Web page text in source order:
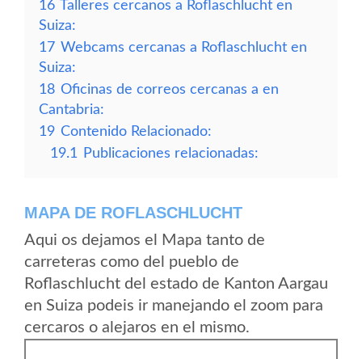
16 Talleres cercanos a Roflaschlucht en
Suiza:
17 Webcams cercanas a Roflaschlucht en
Suiza:
18 Oficinas de correos cercanas a en
Cantabria:
19 Contenido Relacionado:
19.1
Publicaciones relacionadas:
MAPA DE ROFLASCHLUCHT
Aqui os dejamos el Mapa tanto de
carreteras como del pueblo de
Roflaschlucht del estado de Kanton Aargau
en Suiza podeis ir manejando el zoom para
cercaros o alejaros en el mismo.